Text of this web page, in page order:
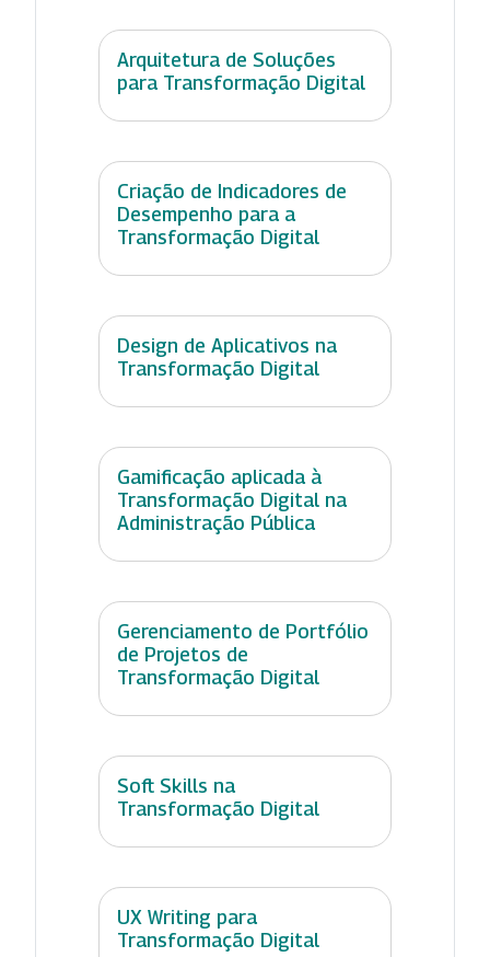
Arquitetura de Soluções
para Transformação Digital
Criação de Indicadores de
Desempenho para a
Transformação Digital
Design de Aplicativos na
Transformação Digital
Gamificação aplicada à
Transformação Digital na
Administração Pública
Gerenciamento de Portfólio
de Projetos de
Transformação Digital
Soft Skills na
Transformação Digital
UX Writing para
Transformação Digital